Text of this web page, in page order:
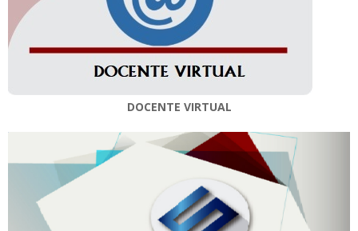
DOCENTE VIRTUAL